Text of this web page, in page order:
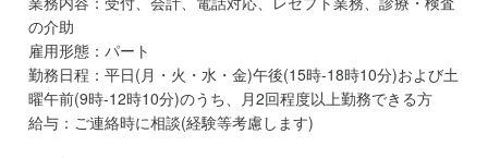
の介助
雇用形態：パート
勤務日程：平日(月・火・水・金)午後(15時-18時10分)および土
曜午前(9時-12時10分)のうち、月2回程度以上勤務できる方
給与：ご連絡時に相談(経験等考慮します)